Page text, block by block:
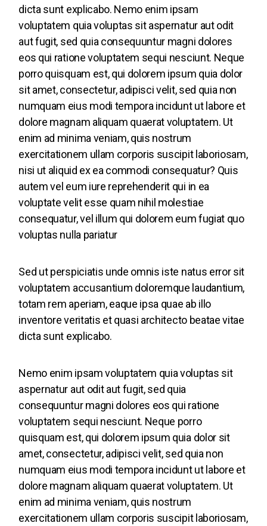
dicta sunt explicabo. Nemo enim ipsam
voluptatem quia voluptas sit aspernatur aut odit
aut fugit, sed quia consequuntur magni dolores
eos qui ratione voluptatem sequi nesciunt. Neque
porro quisquam est, qui dolorem ipsum quia dolor
sit amet, consectetur, adipisci velit, sed quia non
numquam eius modi tempora incidunt ut labore et
dolore magnam aliquam quaerat voluptatem. Ut
enim ad minima veniam, quis nostrum
exercitationem ullam corporis suscipit laboriosam,
nisi ut aliquid ex ea commodi consequatur? Quis
autem vel eum iure reprehenderit qui in ea
voluptate velit esse quam nihil molestiae
consequatur, vel illum qui dolorem eum fugiat quo
voluptas nulla pariatur
Sed ut perspiciatis unde omnis iste natus error sit
voluptatem accusantium doloremque laudantium,
totam rem aperiam, eaque ipsa quae ab illo
inventore veritatis et quasi architecto beatae vitae
dicta sunt explicabo.
Nemo enim ipsam voluptatem quia voluptas sit
aspernatur aut odit aut fugit, sed quia
consequuntur magni dolores eos qui ratione
voluptatem sequi nesciunt. Neque porro
quisquam est, qui dolorem ipsum quia dolor sit
amet, consectetur, adipisci velit, sed quia non
numquam eius modi tempora incidunt ut labore et
dolore magnam aliquam quaerat voluptatem. Ut
enim ad minima veniam, quis nostrum
exercitationem ullam corporis suscipit laboriosam,